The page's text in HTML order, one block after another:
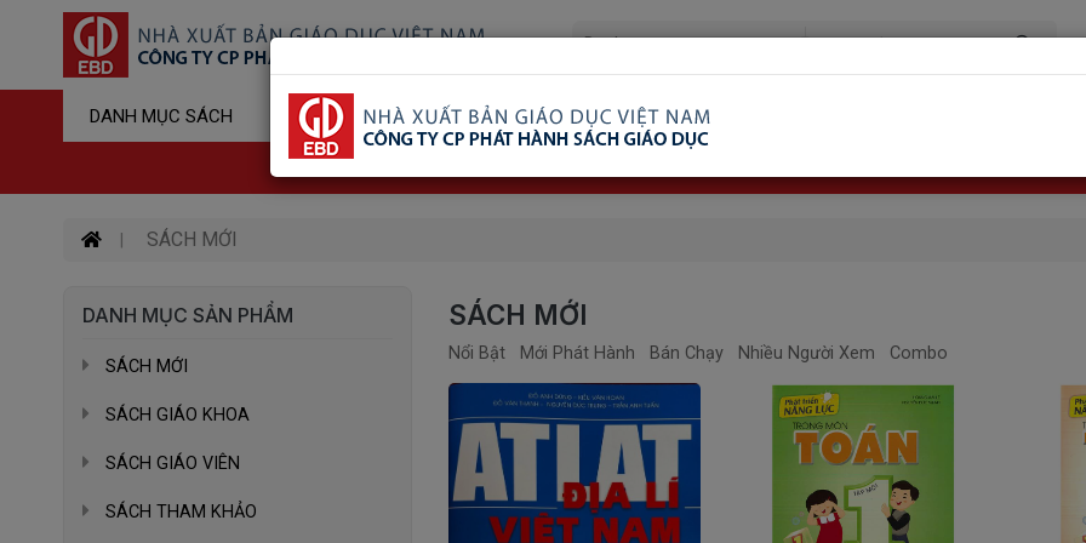
DANH MỤC SÁCH Sản Phẩm Đã Xem Ship COD Trên Toàn Quốc
SÁCH MỚI
DANH MỤC SẢN PHẨM
SÁCH MỚI
SÁCH GIÁO KHOA
SÁCH GIÁO VIÊN
SÁCH THAM KHẢO
SÁCH MỚI
Nổi Bật Mới Phát Hành Bán Chạy Nhiều Người Xem Combo